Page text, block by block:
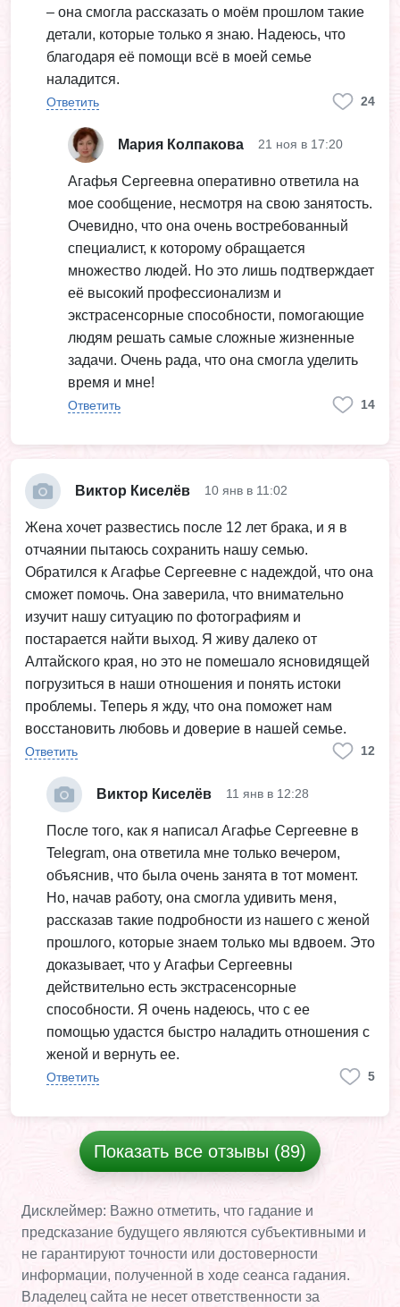
– она смогла рассказать о моём прошлом такие
детали, которые только я знаю. Надеюсь, что
благодаря её помощи всё в моей семье
наладится.
Ответить 24
Мария Колпакова 21 ноя в 17:20
Агафья Сергеевна оперативно ответила на
мое сообщение, несмотря на свою занятость.
Очевидно, что она очень востребованный
специалист, к которому обращается
множество людей. Но это лишь подтверждает
её высокий профессионализм и
экстрасенсорные способности, помогающие
людям решать самые сложные жизненные
задачи. Очень рада, что она смогла уделить
время и мне!
Ответить 14
Виктор Киселёв 10 янв в 11:02
Жена хочет развестись после 12 лет брака, и я в
отчаянии пытаюсь сохранить нашу семью.
Обратился к Агафье Сергеевне с надеждой, что она
сможет помочь. Она заверила, что внимательно
изучит нашу ситуацию по фотографиям и
постарается найти выход. Я живу далеко от
Алтайского края, но это не помешало ясновидящей
погрузиться в наши отношения и понять истоки
проблемы. Теперь я жду, что она поможет нам
восстановить любовь и доверие в нашей семье.
Ответить 12
Виктор Киселёв 11 янв в 12:28
После того, как я написал Агафье Сергеевне в
Telegram, она ответила мне только вечером,
объяснив, что была очень занята в тот момент.
Но, начав работу, она смогла удивить меня,
рассказав такие подробности из нашего с женой
прошлого, которые знаем только мы вдвоем. Это
доказывает, что у Агафьи Сергеевны
действительно есть экстрасенсорные
способности. Я очень надеюсь, что с ее
помощью удастся быстро наладить отношения с
женой и вернуть ее.
Ответить 5
Показать все отзывы (89)
Дисклеймер: Важно отметить, что гадание и
предсказание будущего являются субъективными и
не гарантируют точности или достоверности
информации, полученной в ходе сеанса гадания.
Владелец сайта не несет ответственности за